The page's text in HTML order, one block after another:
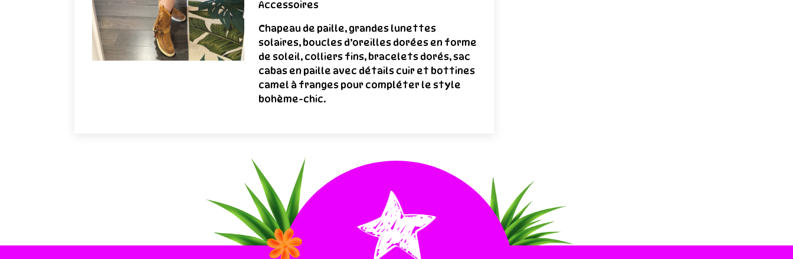
Accessoires
Chapeau de paille, grandes lunettes
solaires, boucles d’oreilles dorées en forme
de soleil, colliers fins, bracelets dorés, sac
cabas en paille avec détails cuir et bottines
camel à franges pour compléter le style
bohème-chic.